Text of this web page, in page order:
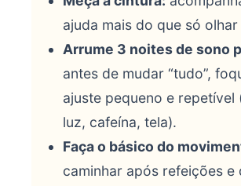
ajuda mais do que só
Arrume 3 noites de sono
antes de mudar “tudo”,
ajuste pequeno e repetível
luz, cafeína, tela).
Faça o básico do
caminhar após refeições e